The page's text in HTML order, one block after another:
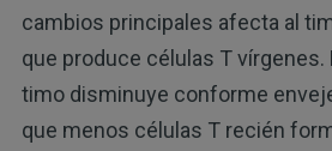
cambios principales afecta al
que produce células T vírgenes.
timo disminuye conforme
que menos células T recién